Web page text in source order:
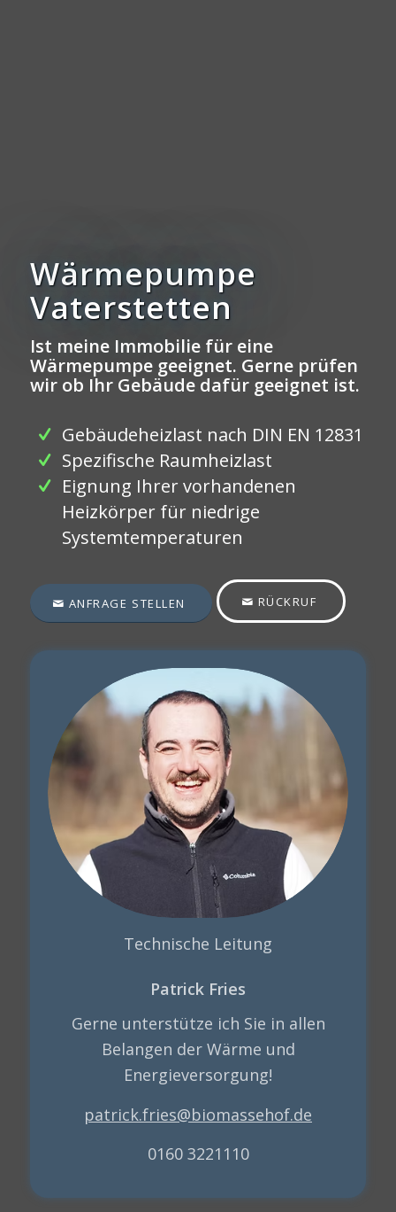
Wärmepumpe
Vaterstetten
Ist meine Immobilie für eine
Wärmepumpe geeignet. Gerne prüfen
wir ob Ihr Gebäude dafür geeignet ist.
Gebäudeheizlast nach DIN EN 12831
Spezifische Raumheizlast
Eignung Ihrer vorhandenen
Heizkörper für niedrige
Systemtemperaturen
ANFRAGE STELLEN RÜCKRUF
Technische Leitung
Patrick Fries
Gerne unterstütze ich Sie in allen
Belangen der Wärme und
Energieversorgung!
patrick.fries@biomassehof.de
0160 3221110